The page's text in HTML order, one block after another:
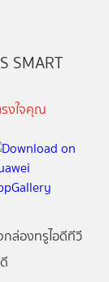
SMART
งใจคุณ
กล่องทรูไอดีทีวี